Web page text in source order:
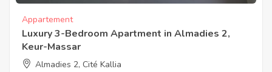
Appartement
Luxury 3-Bedroom Apartment in Almadies 2,
Keur-Massar
Almadies 2, Cité Kallia